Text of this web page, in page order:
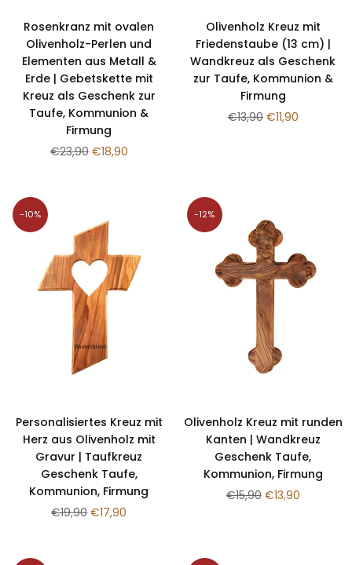
Rosenkranz mit ovalen
Olivenholz-Perlen und
Elementen aus Metall &
Erde | Gebetskette mit
Kreuz als Geschenk zur
Taufe, Kommunion &
Firmung
Normaler
€23,90 €18,90
Olivenholz Kreuz mit
Friedenstaube (13 cm) |
Wandkreuz als Geschenk
zur Taufe, Kommunion &
Firmung
Normaler
€13,90 €11,90
-10%
Personalisiertes Kreuz mit
Herz aus Olivenholz mit
Gravur | Taufkreuz
Geschenk Taufe,
Kommunion, Firmung
Normaler
€19,90 €17,90
-12%
Olivenholz Kreuz mit runden
Kanten | Wandkreuz
Geschenk Taufe,
Kommunion, Firmung
Normaler
€15,90 €13,90